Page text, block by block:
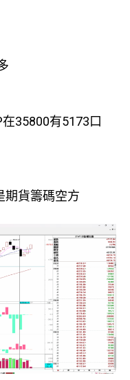
35800有5173口
期貨籌碼空方